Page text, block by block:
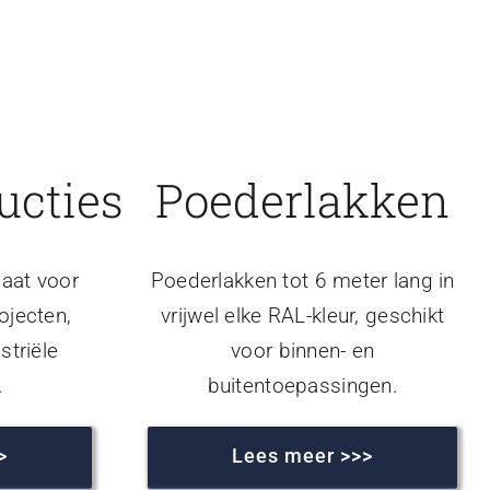
voor
Poederlakken
Poederlakken tot 6 meter lang in
vrijwel elke RAL-kleur, geschikt
voor binnen- en
buitentoepassingen.
Lees meer >>>